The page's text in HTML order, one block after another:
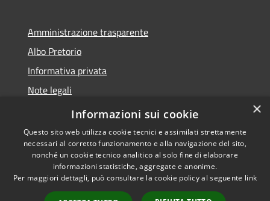
Amministrazione trasparente
Albo Pretorio
Informativa privata
Note legali
Dichiarazione di accessibilità
Accessibilità
Copyright © 2026 • Comune di
Platania • Powered by
×
Informazioni sui cookie
Questo sito web utilizza cookie tecnici e assimilati strettamente
necessari al corretto funzionamento e alla navigazione del sito,
nonché un cookie tecnico analitico al solo fine di elaborare
informazioni statistiche, aggregate e anonime.
Per maggiori dettagli, può consultare la cookie policy al seguente link